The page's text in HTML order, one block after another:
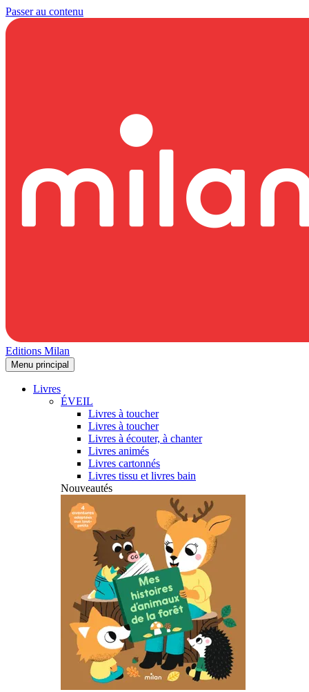
Passer au contenu
Editions Milan
Menu principal
Livres
ÉVEIL
Livres à toucher
Livres à toucher
Livres à écouter, à chanter
Livres animés
Livres cartonnés
Livres tissu et livres bain
Nouveautés